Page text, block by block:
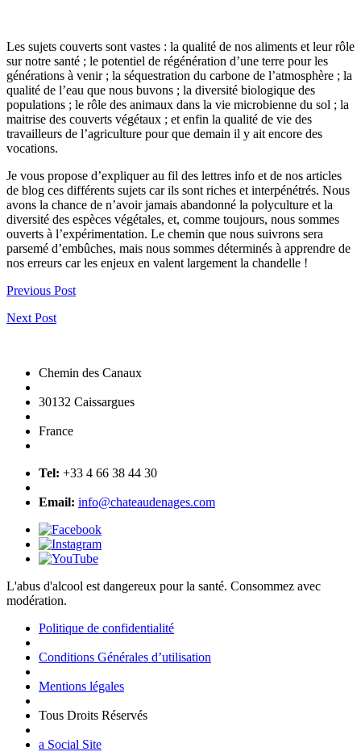
Les sujets couverts sont vastes : la qualité de nos aliments et leur rôle
sur notre santé ; le potentiel de régénération d’une terre pour les
générations à venir ; la séquestration du carbone de l’atmosphère ; la
qualité de l’eau que nous buvons ; la diversité biologique des
populations ; le rôle des animaux dans la vie microbienne du sol ; la
maitrise des couverts végétaux ; et enfin la qualité de vie des
travailleurs de l’agriculture pour que demain il y ait encore des
vocations.
Je vous propose d’expliquer au fil des lettres info et de nos articles
de blog ces différents sujets car ils sont riches et interpénétrés. Nous
avons la chance de n’avoir jamais abandonné la polyculture et la
diversité des espèces végétales, et, comme toujours, nous sommes
ouverts à l’expérimentation. Le chemin que nous suivrons sera
parsemé d’embûches, mais nous sommes déterminés à apprendre de
nos erreurs car les enjeux en valent largement la chandelle !
Previous Post
Next Post
Chemin des Canaux
30132 Caissargues
France
Tel: +33 4 66 38 44 30
Email: info@chateaudenages.com
L'abus d'alcool est dangereux pour la santé. Consommez avec
modération.
Politique de confidentialité
Conditions Générales d’utilisation
Mentions légales
Tous Droits Réservés
a Social Site